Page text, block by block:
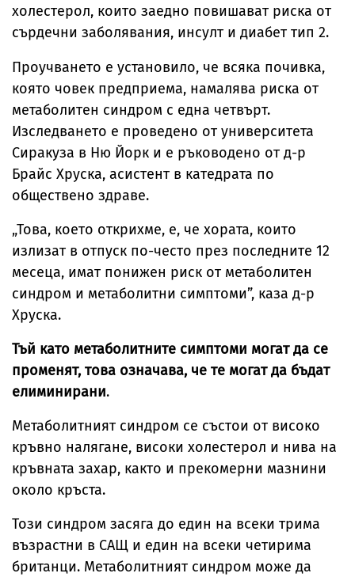
холестерол, които заедно повишават риска от
сърдечни заболявания, инсулт и диабет тип 2.
Проучването е установило, че всяка почивка,
която човек предприема, намалява риска от
метаболитен синдром с една четвърт.
Изследването е проведено от университета
Сиракуза в Ню Йорк и е ръководено от д-р
Брайс Хруска, асистент в катедрата по
обществено здраве.
„Това, което открихме, е, че хората, които
излизат в отпуск по-често през последните 12
месеца, имат понижен риск от метаболитен
синдром и метаболитни симптоми”, каза д-р
Хруска.
Тъй като метаболитните симптоми могат да се
променят, това означава, че те могат да бъдат
елиминирани.
Метаболитният синдром се състои от високо
кръвно налягане, високи холестерол и нива на
кръвната захар, както и прекомерни мазнини
около кръста.
Този синдром засяга до един на всеки трима
възрастни в САЩ и един на всеки четирима
британци. Метаболитният синдром може да